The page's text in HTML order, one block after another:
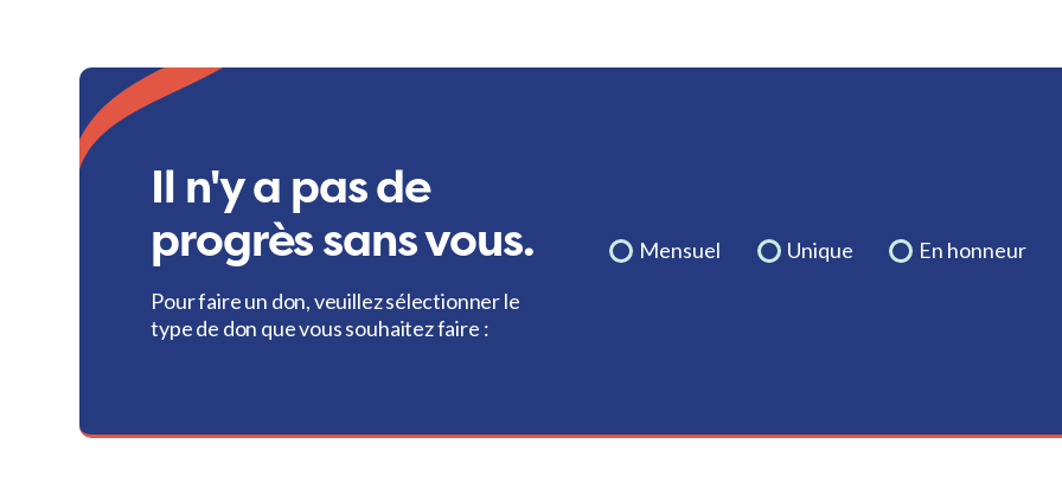
Il n'y a pas de
progrès sans vous.
Pour faire un don, veuillez sélectionner le
type de don que vous souhaitez faire :
Mensuel Unique En honneur